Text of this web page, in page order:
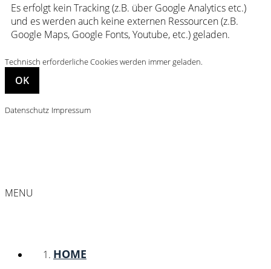
Es erfolgt kein Tracking (z.B. über Google Analytics etc.)
und es werden auch keine externen Ressourcen (z.B.
Google Maps, Google Fonts, Youtube, etc.) geladen.
Technisch erforderliche Cookies werden immer geladen.
Datenschutz Impressum
MENU
HOME